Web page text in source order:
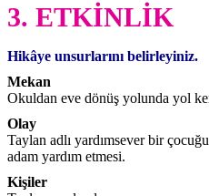
3. ETKİNLİK
Hikâye unsurlarını belirleyiniz.
Mekan
Okuldan eve dönüş yolunda yol
Olay
Taylan adlı yardımsever bir
adam yardım etmesi.
Kişiler